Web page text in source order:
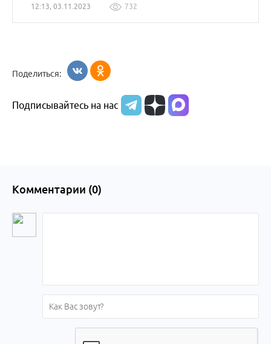
12:13, 03.11.2023 732
Поделиться:
Подписывайтесь на нас
Комментарии (0)